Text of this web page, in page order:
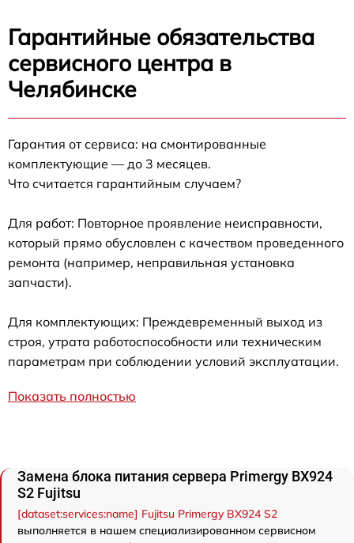
Гарантийные обязательства
сервисного центра в
Челябинске
Гарантия от сервиса: на смонтированные
комплектующие — до 3 месяцев.
Что считается гарантийным случаем?
Для работ: Повторное проявление неисправности,
который прямо обусловлен с качеством проведенного
ремонта (например, неправильная установка
запчасти).
Для комплектующих: Преждевременный выход из
строя, утрата работоспособности или техническим
параметрам при соблюдении условий эксплуатации.
Показать полностью
Замена блока питания сервера Primergy BX924
S2 Fujitsu
[dataset:services:name] Fujitsu Primergy BX924 S2
выполняется в нашем специализированном сервисном